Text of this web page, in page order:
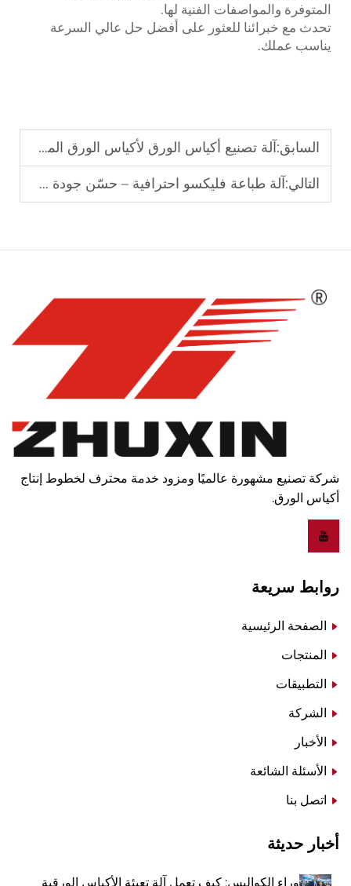
المتوفرة والمواصفات الفنية لها.
تحدث مع خبرائنا للعثور على أفضل حل عالي السرعة
يناسب عملك.
السابق:آلة تصنيع أكياس الورق لأكياس الورق المطبوعة ذات العلامات التجارية
التالي:آلة طباعة فليكسو احترافية – حسّن جودة طباعتك
شركة تصنيع مشهورة عالميًا ومزود خدمة محترف لخطوط إنتاج
أكياس الورق.
روابط سريعة
الصفحة الرئيسية
المنتجات
التطبيقات
الشركة
الأخبار
الأسئلة الشائعة
اتصل بنا
أخبار حديثة
وراء الكواليس: كيف تعمل آلة تعبئة الأكياس الورقية